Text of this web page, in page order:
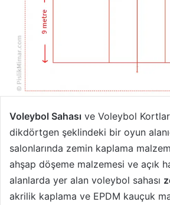
Voleybol Sahası ve Voleybol
dikdörtgen şeklindeki bir oyun
salonlarında zemin kaplama
ahşap döşeme malzemesi ve açık
alanlarda yer alan voleybol sahası
akrilik kaplama ve EPDM kauçuk